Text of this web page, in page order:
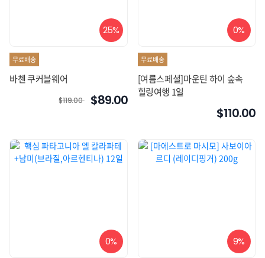
25%
무료배송
바첸 쿠커블웨어
$119.00 $89.00
0%
무료배송
[여름스페셜]마운틴 하이 숲속
힐링여행 1일
$110.00
0% 9%